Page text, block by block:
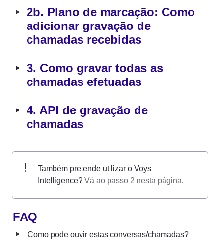
‣ 2b. Plano de marcação: Como
adicionar gravação de
chamadas recebidas
‣ 3. Como gravar todas as
chamadas efetuadas
‣ 4. API de gravação de
chamadas
Também pretende utilizar o Voys
Intelligence? Vá ao passo 2 nesta página.
FAQ
‣ Como pode ouvir estas conversas/chamadas?